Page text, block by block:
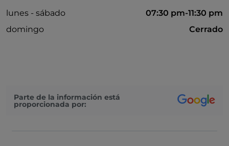
Visa
lunes - sábado
07:30 pm-11:30 pm
domingo
Cerrado
Parte de la información está
proporcionada por: